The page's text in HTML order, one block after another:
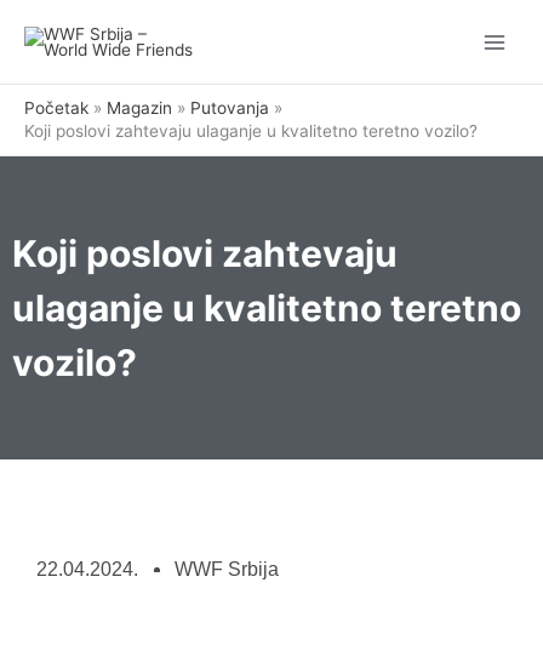
Početak Magazin
Putovanja
Koji poslovi zahtevaju ulaganje u kvalitetno teretno vozilo?
Koji poslovi zahtevaju
ulaganje u kvalitetno teretno
vozilo?
22.04.2024. WWF Srbija